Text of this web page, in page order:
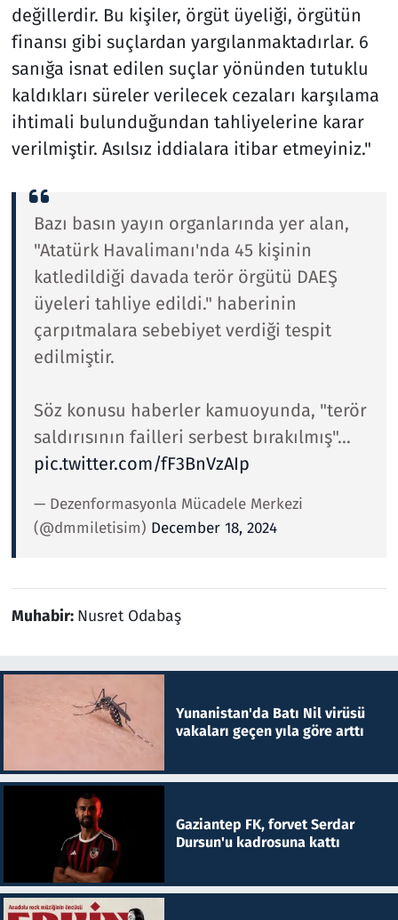
değillerdir. Bu kişiler, örgüt üyeliği, örgütün
finansı gibi suçlardan yargılanmaktadırlar. 6
sanığa isnat edilen suçlar yönünden tutuklu
kaldıkları süreler verilecek cezaları karşılama
ihtimali bulunduğundan tahliyelerine karar
verilmiştir. Asılsız iddialara itibar etmeyiniz."
Bazı basın yayın organlarında yer alan,
"Atatürk Havalimanı'nda 45 kişinin
katledildiği davada terör örgütü DAEŞ
üyeleri tahliye edildi." haberinin
çarpıtmalara sebebiyet verdiği tespit
edilmiştir.
Söz konusu haberler kamuoyunda, "terör
saldırısının failleri serbest bırakılmış"…
pic.twitter.com/fF3BnVzAIp
— Dezenformasyonla Mücadele Merkezi
(@dmmiletisim) December 18, 2024
Muhabir: Nusret Odabaş
Yunanistan'da Batı Nil virüsü
vakaları geçen yıla göre arttı
Gaziantep FK, forvet Serdar
Dursun'u kadrosuna kattı